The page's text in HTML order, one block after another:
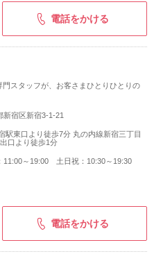
電話をかける
スタッフが、お客さまひとりひとりの
新宿区新宿3-1-21
駅東口より徒歩7分 丸の内線新宿三丁目
口より徒歩1分
11:00～19:00 土日祝：10:30～19:30
電話をかける